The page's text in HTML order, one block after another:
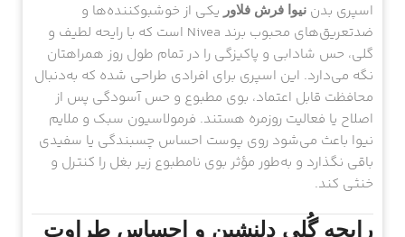
اسپری بدن نیوا فرش فلاور یکی از خوشبوکننده‌ها و
ضدتعریق‌های محبوب برند Nivea است که با رایحه لطیف و
گلی، حس شادابی و پاکیزگی را در تمام طول روز همراهتان
نگه می‌دارد. این اسپری برای افرادی طراحی شده که به‌دنبال
محافظت قابل اعتماد، بوی مطبوع و حس آسودگی پس از
اصلاح یا فعالیت روزمره هستند. فرمولاسیون سبک و ملایم
نیوا باعث می‌شود روی پوست احساس چسبندگی یا سفیدی
باقی نگذارد و به‌طور مؤثر بوی نامطبوع زیر بغل را کنترل و
خنثی کند.
رایحه گُلی دلنشین و احساس طراوت